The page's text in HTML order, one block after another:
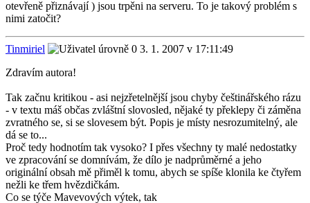
otevřeně přiznávají ) jsou trpěni na serveru. To je takový problém s
nimi zatočit?
Tinmiriel
3. 1. 2007 v 17:11:49
Zdravím autora!
Tak začnu kritikou - asi nejzřetelnější jsou chyby češtinářského rázu
- v textu máš občas zvláštní slovosled, nějaké ty překlepy či záměna
zvratného se, si se slovesem být. Popis je místy nesrozumitelný, ale
dá se to...
Proč tedy hodnotím tak vysoko? I přes všechny ty malé nedostatky
ve zpracování se domnívám, že dílo je nadprůměrné a jeho
originální obsah mě přiměl k tomu, abych se spíše klonila ke čtyřem
nežli ke třem hvězdičkám.
Co se týče Mavevových výtek, tak